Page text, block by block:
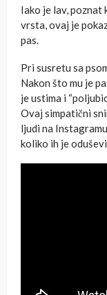
Iako je lav,
vrsta, ovaj je
pas.
Pri susretu sa
Nakon što mu je
je ustima i
Ovaj simpatični
ljudi na
koliko ih je